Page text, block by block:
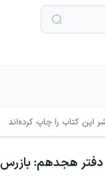
این کتاب را چاپ کرده‌اند
دفتر هجدهم: بازرس